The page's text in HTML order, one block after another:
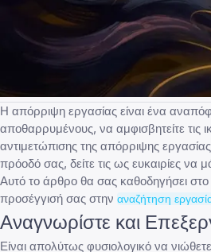
Η απόρριψη εργασίας είναι ένα
αποθαρρυμένους, να αμφισβητείτε τις
αντιμετώπισης της απόρριψης εργασίας
πρόοδό σας, δείτε τις ως ευκαιρίες να
Αυτό το άρθρο θα σας καθοδηγήσει
προσέγγισή σας στην αναζήτηση
Αναγνωρίστε και
Είναι απολύτως φυσιολογικό να